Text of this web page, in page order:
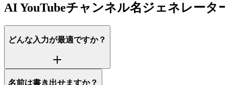
AI YouTubeチャンネル名ジェネレータ
どんな入力が最適ですか？
名前は書き出せますか？